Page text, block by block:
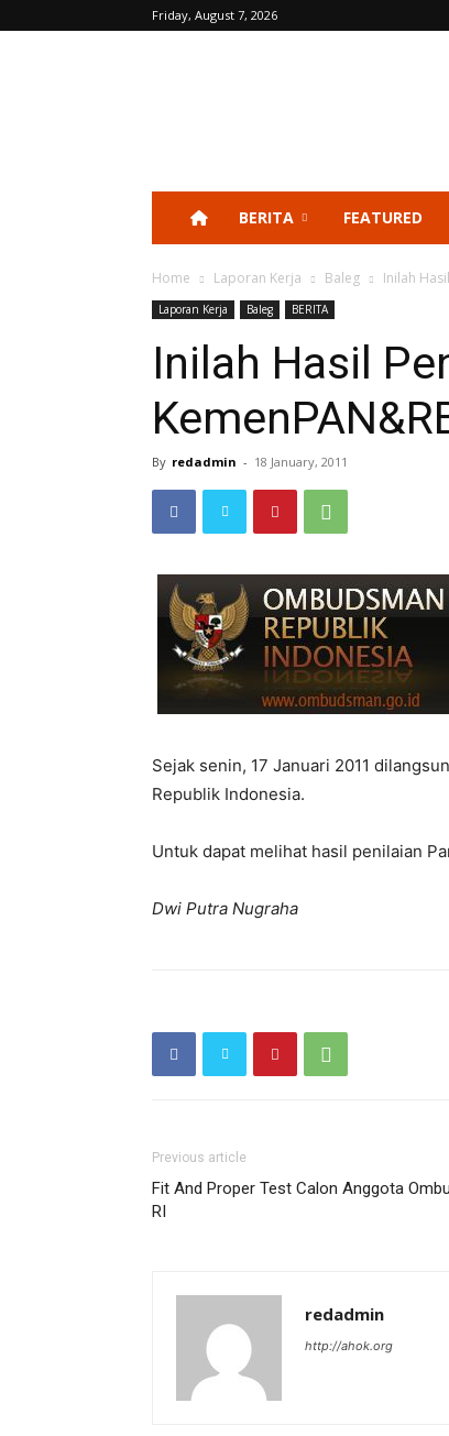
Friday, August 7, 2026
BERITA FEATURED
Home Laporan Kerja Baleg Inilah
Laporan Kerja Baleg BERITA
Inilah Hasil
By redadmin - 18 January, 2011
Sejak senin, 17 Januari 2011
Republik Indonesia.
Untuk dapat melihat hasil penilaian
Dwi Putra Nugraha
Previous article
Fit And Proper Test Calon Anggota
RI
redadmin
http://ahok.org